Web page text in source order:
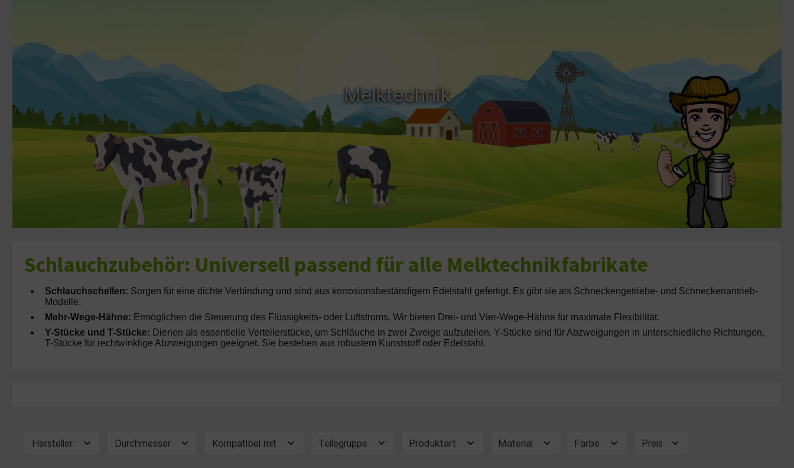
Melktechnik
Schlauchzubehör: Universell passend für alle Melktechnikfabrikate
Schlauchschellen: Sorgen für eine dichte Verbindung und sind aus korrosionsbeständigem Edelstahl gefertigt. Es gibt sie als Schneckengetriebe- und Schneckenantrieb-
Modelle.
Mehr-Wege-Hähne: Ermöglichen die Steuerung des Flüssigkeits- oder Luftstroms. Wir bieten Drei- und Vier-Wege-Hähne für maximale Flexibilität.
Y-Stücke und T-Stücke: Dienen als essentielle Verteilerstücke, um Schläuche in zwei Zweige aufzuteilen. Y-Stücke sind für Abzweigungen in unterschiedliche Richtungen,
T-Stücke für rechtwinklige Abzweigungen geeignet. Sie bestehen aus robustem Kunststoff oder Edelstahl.
Hersteller Durchmesser Kompatibel mit Teilegruppe Produktart Material Farbe Preis